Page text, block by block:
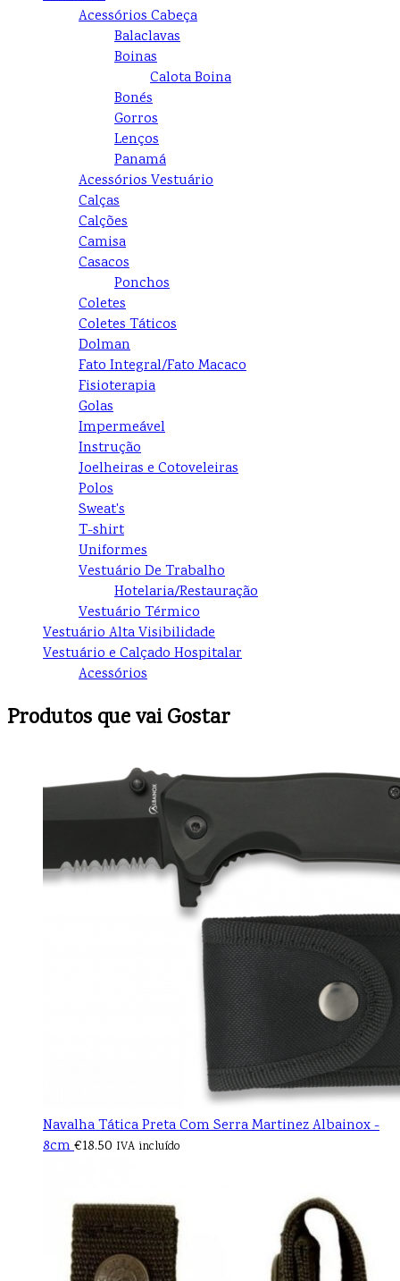
Acessórios Cabeça
Balaclavas
Boinas
Calota Boina
Bonés
Gorros
Lenços
Panamá
Acessórios Vestuário
Calças
Calções
Camisa
Casacos
Ponchos
Coletes
Coletes Táticos
Dolman
Fato Integral/Fato Macaco
Fisioterapia
Golas
Impermeável
Instrução
Joelheiras e Cotoveleiras
Polos
Sweat's
T-shirt
Uniformes
Vestuário De Trabalho
Hotelaria/Restauração
Vestuário Térmico
Vestuário Alta Visibilidade
Vestuário e Calçado Hospitalar
Acessórios
Produtos que vai Gostar
Navalha Tática Preta Com Serra Martinez Albainox -
8cm€18.50 IVA incluído